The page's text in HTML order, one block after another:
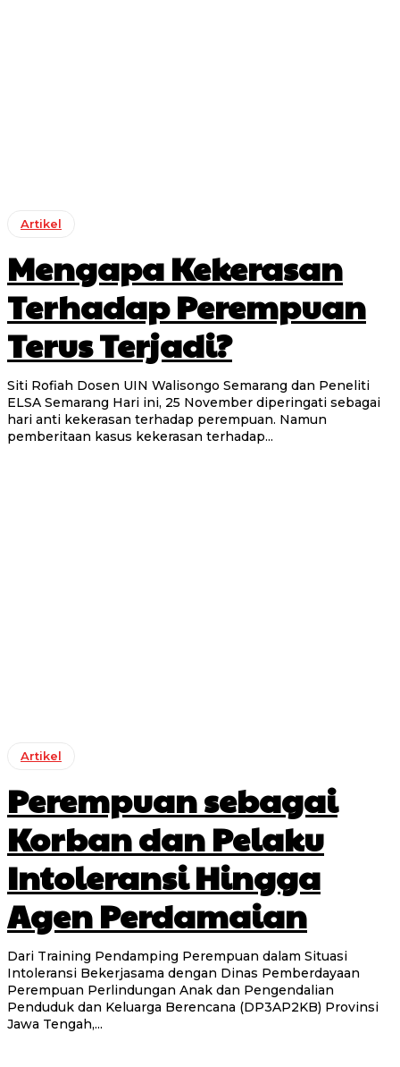
Artikel
Mengapa Kekerasan
Terhadap Perempuan
Terus Terjadi?
Siti Rofiah Dosen UIN Walisongo Semarang dan Peneliti
ELSA Semarang Hari ini, 25 November diperingati sebagai
hari anti kekerasan terhadap perempuan. Namun
pemberitaan kasus kekerasan terhadap...
Artikel
Perempuan sebagai
Korban dan Pelaku
Intoleransi Hingga
Agen Perdamaian
Dari Training Pendamping Perempuan dalam Situasi
Intoleransi Bekerjasama dengan Dinas Pemberdayaan
Perempuan Perlindungan Anak dan Pengendalian
Penduduk dan Keluarga Berencana (DP3AP2KB) Provinsi
Jawa Tengah,...